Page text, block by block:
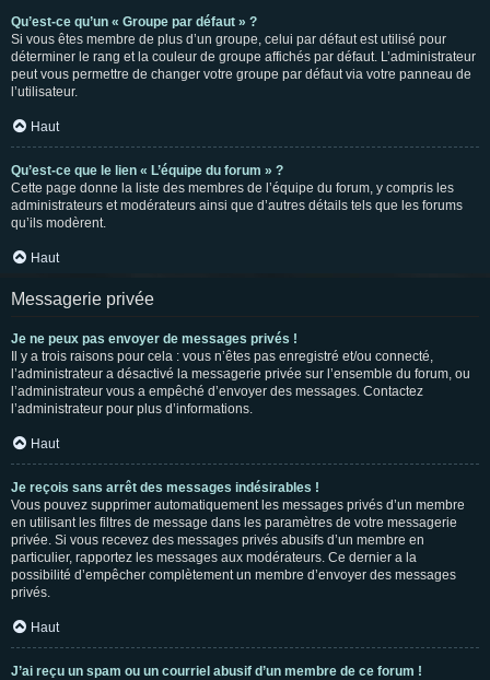
Qu’est-ce qu’un « Groupe par défaut » ?
Si vous êtes membre de plus d’un groupe, celui par défaut est utilisé pour
déterminer le rang et la couleur de groupe affichés par défaut. L’administrateur
peut vous permettre de changer votre groupe par défaut via votre panneau de
l’utilisateur.
Haut
Qu’est-ce que le lien « L’équipe du forum » ?
Cette page donne la liste des membres de l’équipe du forum, y compris les
administrateurs et modérateurs ainsi que d’autres détails tels que les forums
qu’ils modèrent.
Haut
Messagerie privée
Je ne peux pas envoyer de messages privés !
Il y a trois raisons pour cela : vous n’êtes pas enregistré et/ou connecté,
l’administrateur a désactivé la messagerie privée sur l’ensemble du forum, ou
l’administrateur vous a empêché d’envoyer des messages. Contactez
l’administrateur pour plus d’informations.
Haut
Je reçois sans arrêt des messages indésirables !
Vous pouvez supprimer automatiquement les messages privés d’un membre
en utilisant les filtres de message dans les paramètres de votre messagerie
privée. Si vous recevez des messages privés abusifs d’un membre en
particulier, rapportez les messages aux modérateurs. Ce dernier a la
possibilité d’empêcher complètement un membre d’envoyer des messages
privés.
Haut
J’ai reçu un spam ou un courriel abusif d’un membre de ce forum !